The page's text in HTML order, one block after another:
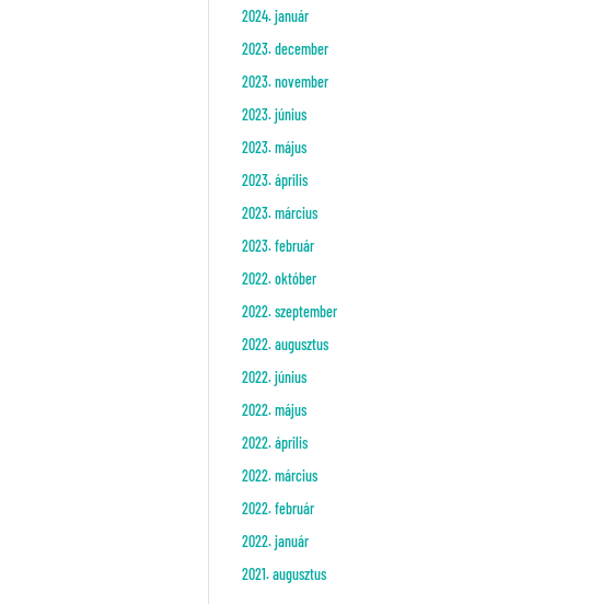
2024. január
2023. december
2023. november
2023. június
2023. május
2023. április
2023. március
2023. február
2022. október
2022. szeptember
2022. augusztus
2022. június
2022. május
2022. április
2022. március
2022. február
2022. január
2021. augusztus